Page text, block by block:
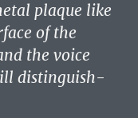
plaque like
of the
the voice
distinguish-